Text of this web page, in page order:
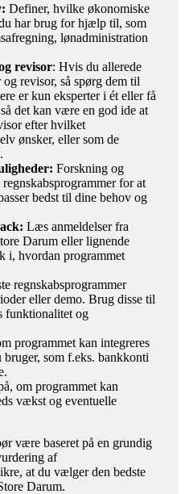
Definer, hvilke økonomiske
har brug for hjælp til, som
lønadministration
revisor: Hvis du allerede
revisor, så spørg dem til
er kun eksperter i ét eller få
det kan være en god ide at
efter hvilket
ønsker, eller som de
Forskning og
for at
bedst til dine behov og
Læs anmeldelser fra
Darum eller lignende
i, hvordan programmet
regnskabsprogrammer
eller demo. Brug disse til
funktionalitet og
programmet kan integreres
bruger, som f.eks. bankkonti
om programmet kan
vækst og eventuelle
være baseret på en grundig
af
at du vælger den bedste
Darum.